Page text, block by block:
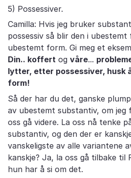
5) Possessiver.
Camilla: Hvis jeg bruker
possessiv så blir den i ubestemt
ubestemt form. Gi meg et
Din.. koffert og våre...
lytter, etter possessiver, husk
form!
Så der har du det, ganske
av ubestemt substantiv, om jeg
oss gå videre. La oss nå tenke
substantiv, og den der er
vanskeligste av alle variantene
kanskje? Ja, la oss gå tilbake til
hun har å si om det.